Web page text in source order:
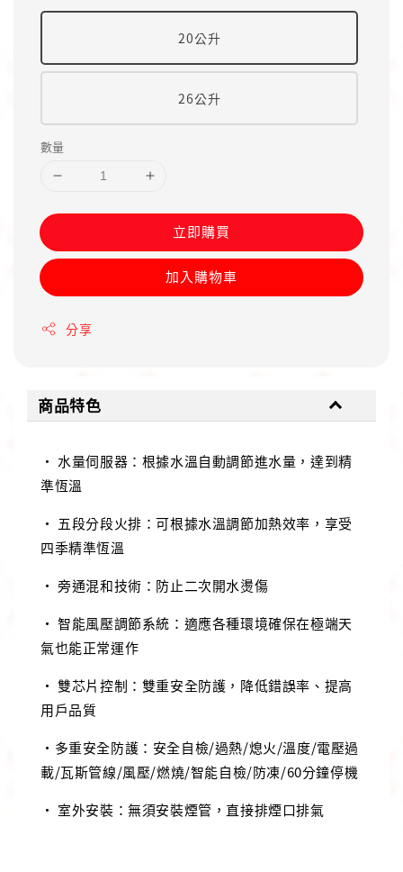
20公升
26公升
數量
立即購買
加入購物車
分享
商品特色
• 水量伺服器：根據水溫自動調節進水量，達到精
準恆溫
• 五段分段火排：可根據水溫調節加熱效率，享受
四季精準恆溫
• 旁通混和技術：防止二次開水燙傷
• 智能風壓調節系統：適應各種環境確保在極端天
氣也能正常運作
• 雙芯片控制：雙重安全防護，降低錯誤率、提高
用戶品質
•多重安全防護：安全自檢/過熱/熄火/溫度/電壓過
載/瓦斯管線/風壓/燃燒/智能自檢/防凍/60分鐘停機
• 室外安裝：無須安裝煙管，直接排煙口排氣